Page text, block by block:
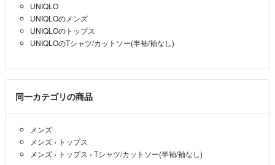
UNIQLO
UNIQLOのメンズ
UNIQLOのトップス
UNIQLOのTシャツ/カットソー(半袖/袖なし)
同一カテゴリの商品
メンズ
メンズ › トップス
メンズ › トップス › Tシャツ/カットソー(半袖/袖なし)